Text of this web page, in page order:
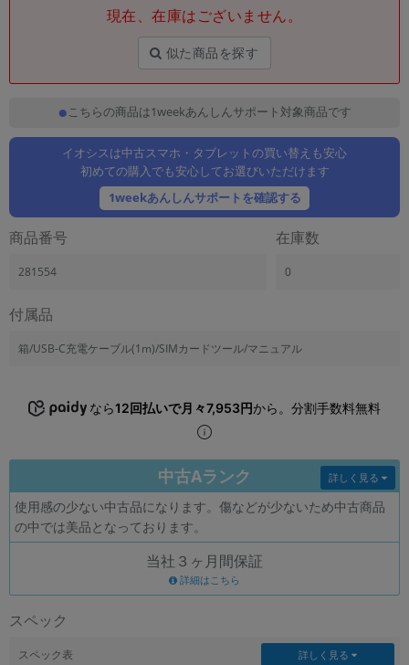
現在、在庫はございません。
似た商品を探す
こちらの商品は1weekあんしんサポート対象商品です
イオシスは中古スマホ・タブレットの買い替えも安心
初めての購入でも安心してお選びいただけます
1weekあんしんサポートを確認する
商品番号
281554
在庫数
0
付属品
箱/USB-C充電ケーブル(1m)/SIMカードツール/マニュアル
なら12回払いで月々7,953円から。分割手数料無料
中古Aランク
使用感の少ない中古品になります。傷などが少ないため中古商品
の中では美品となっております。
詳しく見る
当社３ヶ月間保証
詳細はこちら
スペック
スペック表 詳しく見る
「iPhone」「Xperia」「Galaxy」など
「Apple」「SONY」「SHARP」など
機能・特徴
商品の搭載機能による絞り込み
「5G対応」「防水」「ワンセグ」など
ランク
「新品」「未使用」「中古」など
CPU
CPUの絞り込み
OS
メモリ
容量
~
~